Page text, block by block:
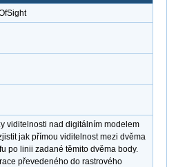
viditelnosti nad digitálním modelem
jak přímou viditelnost mezi dvěma
po linii zadané těmito dvěma body.
převedeného do rastrového